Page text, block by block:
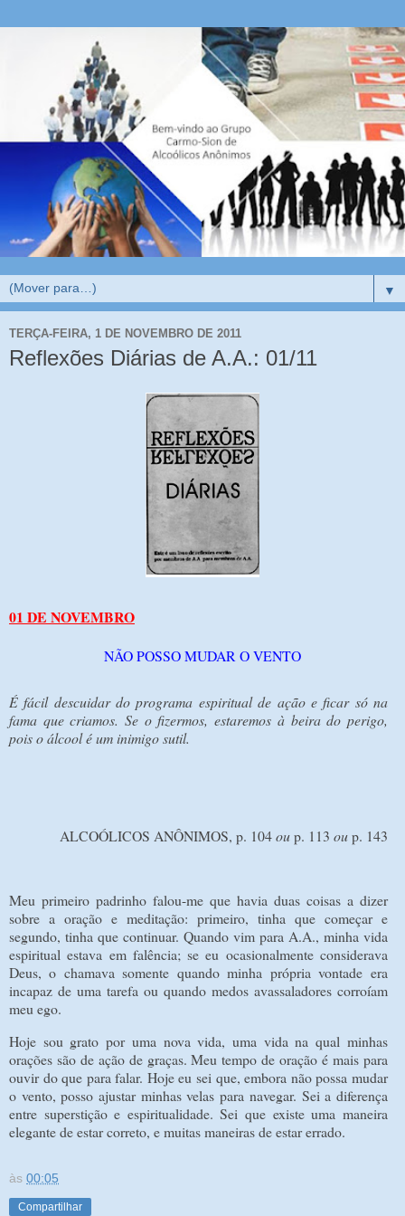
▼
TERÇA-FEIRA, 1 DE NOVEMBRO DE 2011
Reflexões Diárias de A.A.: 01/11
01 DE NOVEMBRO
NÃO POSSO MUDAR O VENTO
É fácil descuidar do programa espiritual de ação e ficar só na
fama que criamos. Se o fizermos, estaremos à beira do perigo,
pois o álcool é um inimigo sutil.
ALCOÓLICOS ANÔNIMOS, p. 104oup. 113 oup. 143
Meu primeiro padrinho falou-me que havia duas coisas a dizer
sobre a oração e meditação: primeiro, tinha que começar e
segundo, tinha que continuar. Quando vim para A.A., minha vida
espiritual estava em falência; se eu ocasionalmente considerava
Deus, o chamava somente quando minha própria vontade era
incapaz de uma tarefa ou quando medos avassaladores corroíam
meu ego.
Hoje sou grato por uma nova vida, uma vida na qual minhas
orações são de ação de graças. Meu tempo de oração é mais para
ouvir do que para falar. Hoje eu sei que, embora não possa mudar
o vento, posso ajustar minhas velas para navegar. Sei a diferença
entre superstição e espiritualidade. Sei que existe uma maneira
elegante de estar correto, e muitas maneiras de estar errado.
às 00:05
Compartilhar